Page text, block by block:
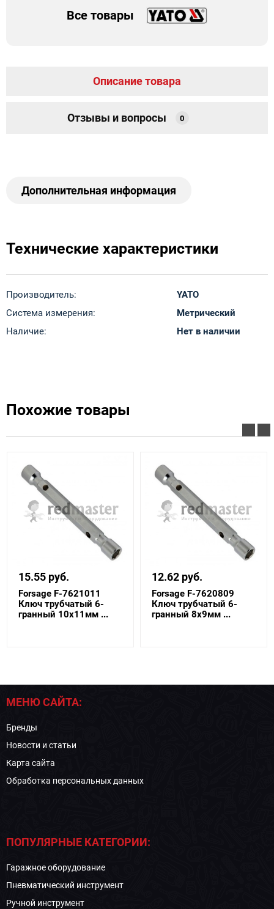
Все товары
Описание товара
Отзывы и вопросы 0
Дополнительная информация
Технические характеристики
Производитель:
YATO
Система измерения:
Метрический
Наличие:
Нет в наличии
Похожие товары
15.55 руб.
Forsage F-7621011
Ключ трубчатый 6-
гранный 10х11мм ...
12.62 руб.
Forsage F-7620809
Ключ трубчатый 6-
гранный 8х9мм ...
МЕНЮ САЙТА:
Бренды
Новости и статьи
Карта сайта
Обработка персональных данных
ПОПУЛЯРНЫЕ КАТЕГОРИИ:
Гаражное оборудование
Пневматический инструмент
Ручной инструмент